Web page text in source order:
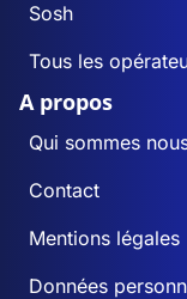
Sosh
Tous les
A propos
Qui sommes
Contact
Mentions légales
Données